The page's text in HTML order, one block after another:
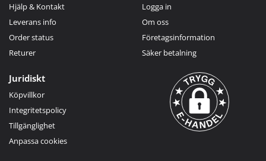
Hjälp & Kontakt
Leverans info
Order status
Returer
Logga in
Om oss
Företagsinformation
Säker betalning
Juridiskt
Köpvillkor
Integritetspolicy
Tillgänglighet
Anpassa cookies